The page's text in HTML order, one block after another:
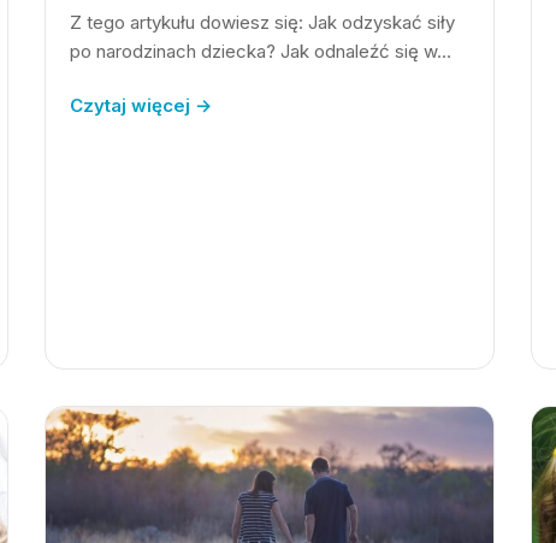
Z tego artykułu dowiesz się: Jak odzyskać siły
po narodzinach dziecka? Jak odnaleźć się w…
Czytaj więcej →